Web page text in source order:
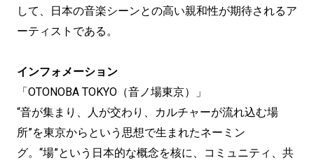
して、日本の音楽シーンとの高い親和性が期待されるア
ーティストである。
インフォメーション
「OTONOBA TOKYO（音ノ場東京）」
“音が集まり、人が交わり、カルチャーが流れ込む場
所”を東京からという思想で生まれたネーミン
グ。“場”という日本的な概念を核に、コミュニティ、共